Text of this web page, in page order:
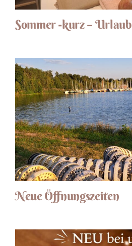
Sommer -kurz – Urlaub
Neue Öffnungszeiten